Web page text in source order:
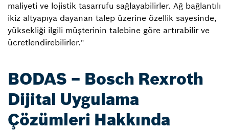
maliyeti ve lojistik tasarrufu sağlayabilirler. Ağ bağlantılı
ikiz altyapıya dayanan talep üzerine özellik sayesinde,
yüksekliği ilgili müşterinin talebine göre artırabilir ve
ücretlendirebilirler."
BODAS – Bosch Rexroth
Dijital Uygulama
Çözümleri Hakkında